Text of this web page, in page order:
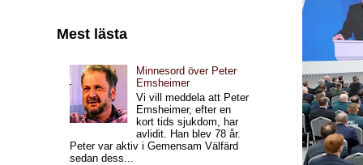
Mest lästa
Minnesord över Peter
Emsheimer
Vi vill meddela att Peter
Emsheimer, efter en
kort tids sjukdom, har
avlidit. Han blev 78 år.
Peter var aktiv i Gemensam Välfärd
sedan dess...